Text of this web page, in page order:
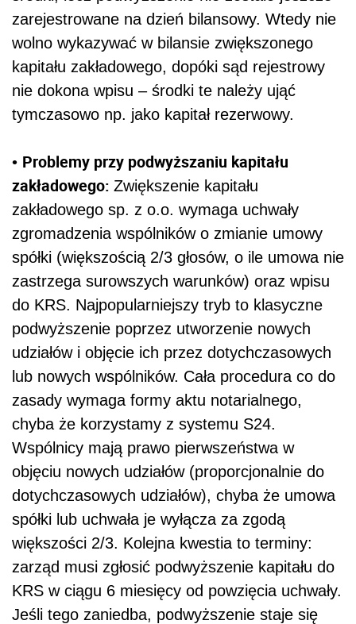
zarejestrowane na dzień bilansowy. Wtedy nie
wolno wykazywać w bilansie zwiększonego
kapitału zakładowego, dopóki sąd rejestrowy
nie dokona wpisu – środki te należy ująć
tymczasowo np. jako kapitał rezerwowy.
• Problemy przy podwyższaniu kapitału
zakładowego: Zwiększenie kapitału
zakładowego sp. z o.o. wymaga uchwały
zgromadzenia wspólników o zmianie umowy
spółki (większością 2/3 głosów, o ile umowa nie
zastrzega surowszych warunków) oraz wpisu
do KRS. Najpopularniejszy tryb to klasyczne
podwyższenie poprzez utworzenie nowych
udziałów i objęcie ich przez dotychczasowych
lub nowych wspólników. Cała procedura co do
zasady wymaga formy aktu notarialnego,
chyba że korzystamy z systemu S24.
Wspólnicy mają prawo pierwszeństwa w
objęciu nowych udziałów (proporcjonalnie do
dotychczasowych udziałów), chyba że umowa
spółki lub uchwała je wyłącza za zgodą
większości 2/3. Kolejna kwestia to terminy:
zarząd musi zgłosić podwyższenie kapitału do
KRS w ciągu 6 miesięcy od powzięcia uchwały.
Jeśli tego zaniedba, podwyższenie staje się